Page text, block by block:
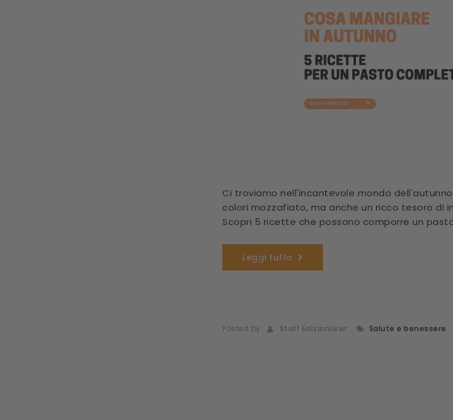
Ci troviamo nell'incantevole mondo
colori mozzafiato, ma anche un ricco tesoro di
Scopri 5 ricette che possono comporre un
Leggi tutto
Posted by Staff Edizionilswr Salute e benessere